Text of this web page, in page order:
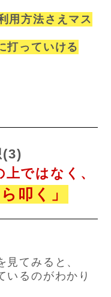
用方法さえマス
打っていける
(3)
ではなく、
叩く」
てみると、
いるのがわかり